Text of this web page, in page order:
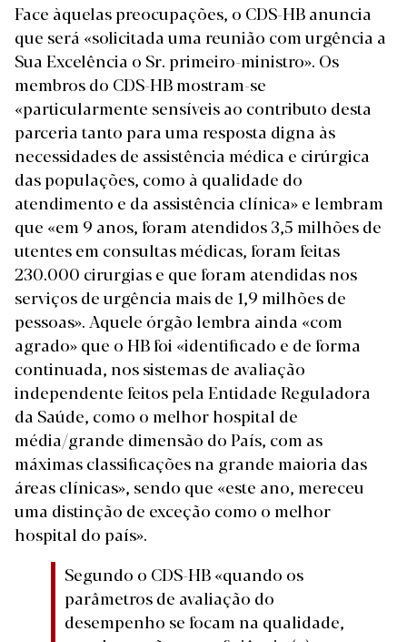
Face àquelas preocupações, o CDS-HB anuncia
que será «solicitada uma reunião com urgência a
Sua Excelência o Sr. primeiro-ministro». Os
membros do CDS-HB mostram-se
«particularmente sensíveis ao contributo desta
parceria tanto para uma resposta digna às
necessidades de assistência médica e cirúrgica
das populações, como à qualidade do
atendimento e da assistência clínica» e lembram
que «em 9 anos, foram atendidos 3,5 milhões de
utentes em consultas médicas, foram feitas
230.000 cirurgias e que foram atendidas nos
serviços de urgência mais de 1,9 milhões de
pessoas». Aquele órgão lembra ainda «com
agrado» que o HB foi «identificado e de forma
continuada, nos sistemas de avaliação
independente feitos pela Entidade Reguladora
da Saúde, como o melhor hospital de
média/grande dimensão do País, com as
máximas classificações na grande maioria das
áreas clínicas», sendo que «este ano, mereceu
uma distinção de exceção como o melhor
hospital do país».
Segundo o CDS-HB «quando os
parâmetros de avaliação do
desempenho se focam na qualidade,